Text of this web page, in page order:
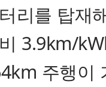
리를 탑재
3.9km/
주행이